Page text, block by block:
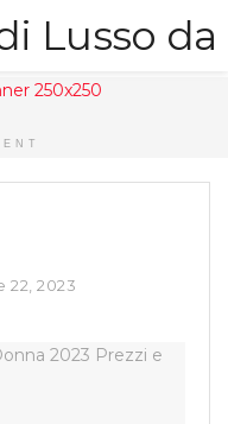
22, 2023